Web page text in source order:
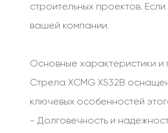
строительных проектов.
вашей компании.
Основные характеристики и
Стрела XCMG XS32B
ключевых особенностей
- Долговечность и